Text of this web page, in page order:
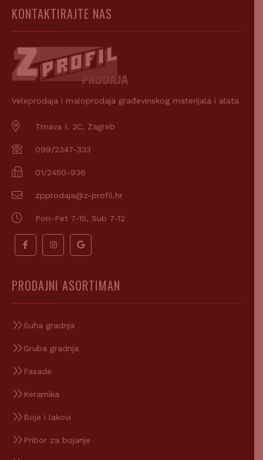
KONTAKTIRAJTE NAS
Veleprodaja i maloprodaja građevinskog materijala i alata
Trnava I. 2C, Zagreb
099/2347-333
01/2450-936
zpprodaja@z-profil.hr
Pon-Pet 7-15, Sub 7-12
PRODAJNI ASORTIMAN
Suha gradnja
Gruba gradnja
Fasade
Keramika
Boje i lakovi
Pribor za bojanje